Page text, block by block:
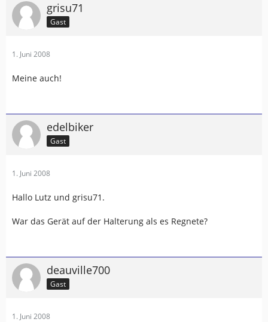
grisu71
Gast
1. Juni 2008
Meine auch!
edelbiker
Gast
1. Juni 2008
Hallo Lutz und grisu71.
War das Gerät auf der Halterung als es Regnete?
deauville700
Gast
1. Juni 2008